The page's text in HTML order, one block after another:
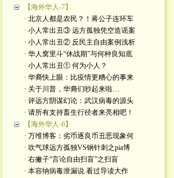
【海外华人-7】
· 北京人都是农民？！蒋公子连环车
· 小人常出丑③ 远方孤独凭空造谣案
· 小人常出丑② 反民主自由案例浅析
· 华人窝里斗“休战期”与何种良知底
· 小人常出丑① 何为小人？
· 华裔快上眼：比疫情更糟心的事来
· 关于川普，华裔们吵起来啦…
· 评远方阴谋幻论：武汉病毒的源头
· 请所有支持畜生行径者来亮相吧！
【海外华人-6】
· 万维博客：劣币逐良币丑恶现象何
· 吹气球远方孤独VS钢针刺之pia博
· 右撇子“言论自由扫盲”之扫盲
· 本容纳病毒泄漏说 看过导读大作